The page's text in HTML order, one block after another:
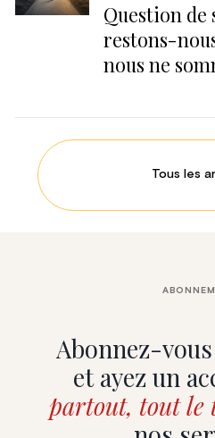
Question de
restons-
nous ne
Tous les
Abonnez-
et ayez un
partout, tout le